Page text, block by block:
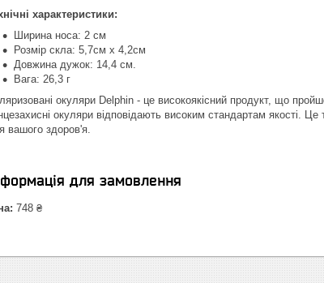
характеристики:
Ширина носа: 2 см
Розмір скла: 5,7см х 4,2см
Довжина дужок: 14,4 см.
Вага: 26,3 г
окуляри Delphin - це високоякісний продукт, що
окуляри відповідають високим стандартам якості.
вашого здоров'я.
для замовлення
748 ₴